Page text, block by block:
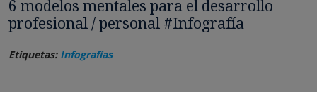
6 modelos mentales para el desarrollo
profesional / personal #Infografía
Etiquetas: Infografías